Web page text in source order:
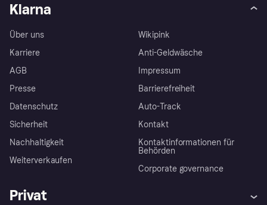
Klarna
Über uns
Karriere
AGB
Presse
Datenschutz
Sicherheit
Nachhaltigkeit
Weiterverkaufen
Wikipink
Anti-Geldwäsche
Impressum
Barrierefreiheit
Auto-Track
Kontakt
Kontaktinformationen für
Behörden
Corporate governance
Privat